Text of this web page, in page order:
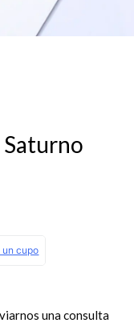
Saturno
una consulta